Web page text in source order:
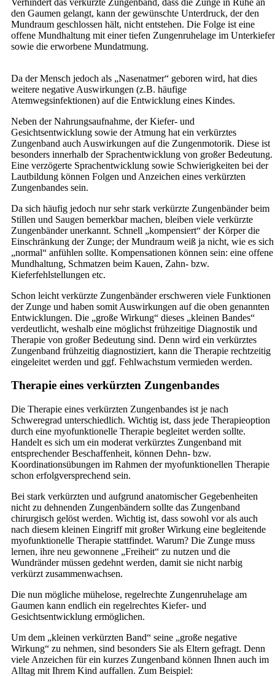
den Gaumen gelangt, kann der gewünschte Unterdruck, der den
Mundraum geschlossen hält, nicht entstehen. Die Folge ist eine
offene Mundhaltung mit einer tiefen Zungenruhelage im Unterkiefer
sowie die erworbene Mundatmung.
Da der Mensch jedoch als „Nasenatmer“ geboren wird, hat dies
weitere negative Auswirkungen (z.B. häufige
Atemwegsinfektionen) auf die Entwicklung eines Kindes.
Neben der Nahrungsaufnahme, der Kiefer- und
Gesichtsentwicklung sowie der Atmung hat ein verkürztes
Zungenband auch Auswirkungen auf die Zungenmotorik. Diese ist
besonders innerhalb der Sprachentwicklung von großer Bedeutung.
Eine verzögerte Sprachentwicklung sowie Schwierigkeiten bei der
Lautbildung können Folgen und Anzeichen eines verkürzten
Zungenbandes sein.
Da sich häufig jedoch nur sehr stark verkürzte Zungenbänder beim
Stillen und Saugen bemerkbar machen, bleiben viele verkürzte
Zungenbänder unerkannt. Schnell „kompensiert“ der Körper die
Einschränkung der Zunge; der Mundraum weiß ja nicht, wie es sich
„normal“ anfühlen sollte. Kompensationen können sein: eine offene
Mundhaltung, Schmatzen beim Kauen, Zahn- bzw.
Kieferfehlstellungen etc.
Schon leicht verkürzte Zungenbänder erschweren viele Funktionen
der Zunge und haben somit Auswirkungen auf die oben genannten
Entwicklungen. Die „große Wirkung“ dieses „kleinen Bandes“
verdeutlicht, weshalb eine möglichst frühzeitige Diagnostik und
Therapie von großer Bedeutung sind. Denn wird ein verkürztes
Zungenband frühzeitig diagnostiziert, kann die Therapie rechtzeitig
eingeleitet werden und ggf. Fehlwachstum vermieden werden.
Therapie eines verkürzten Zungenbandes
Die Therapie eines verkürzten Zungenbandes ist je nach
Schweregrad unterschiedlich. Wichtig ist, dass jede Therapieoption
durch eine myofunktionelle Therapie begleitet werden sollte.
Handelt es sich um ein moderat verkürztes Zungenband mit
entsprechender Beschaffenheit, können Dehn- bzw.
Koordinationsübungen im Rahmen der myofunktionellen Therapie
schon erfolgversprechend sein.
Bei stark verkürzten und aufgrund anatomischer Gegebenheiten
nicht zu dehnenden Zungenbändern sollte das Zungenband
chirurgisch gelöst werden. Wichtig ist, dass sowohl vor als auch
nach diesem kleinen Eingriff mit großer Wirkung eine begleitende
myofunktionelle Therapie stattfindet. Warum? Die Zunge muss
lernen, ihre neu gewonnene „Freiheit“ zu nutzen und die
Wundränder müssen gedehnt werden, damit sie nicht narbig
verkürzt zusammenwachsen.
Die nun mögliche mühelose, regelrechte Zungenruhelage am
Gaumen kann endlich ein regelrechtes Kiefer- und
Gesichtsentwicklung ermöglichen.
Um dem „kleinen verkürzten Band“ seine „große negative
Wirkung“ zu nehmen, sind besonders Sie als Eltern gefragt. Denn
viele Anzeichen für ein kurzes Zungenband können Ihnen auch im
Alltag mit Ihrem Kind auffallen. Zum Beispiel: